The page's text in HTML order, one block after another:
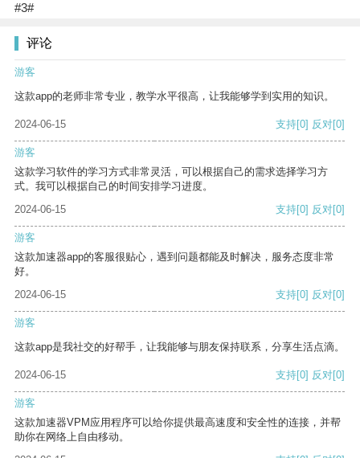
#3#
评论
游客
这款app的老师非常专业，教学水平很高，让我能够学到实用的知识。
2024-06-15 支持[0] 反对[0]
游客
这款学习软件的学习方式非常灵活，可以根据自己的需求选择学习方
式。我可以根据自己的时间安排学习进度。
2024-06-15
支持[0] 反对[0]
游客
这款加速器app的客服很贴心，遇到问题都能及时解决，服务态度非常
好。
2024-06-15
支持[0] 反对[0]
游客
这款app是我社交的好帮手，让我能够与朋友保持联系，分享生活点滴。
2024-06-15 支持[0] 反对[0]
游客
这款加速器VPM应用程序可以给你提供最高速度和安全性的连接，并帮
助你在网络上自由移动。